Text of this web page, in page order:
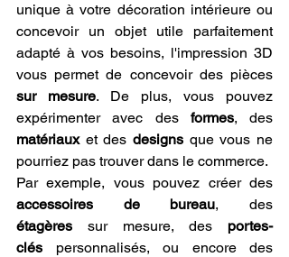
unique à votre décoration intérieure ou
concevoir un objet utile parfaitement
adapté à vos besoins, l'impression 3D
sur mesure. De plus, vous pouvez
expérimenter avec des formes
matériaux et des designs que vous ne
pourriez pas trouver dans le commerce.
accessoires de bureau
étagères sur mesure, des portes-
clés